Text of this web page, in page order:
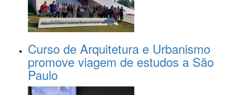
Curso de Arquitetura e Urbanismo
promove viagem de estudos a São
Paulo